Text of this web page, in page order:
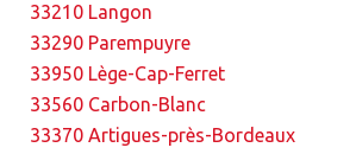
33210 Langon
33290 Parempuyre
33950 Lège-Cap-Ferret
33560 Carbon-Blanc
33370 Artigues-près-Bordeaux